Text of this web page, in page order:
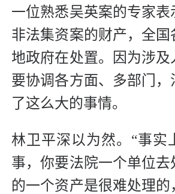
一位熟悉吴英案的专家表
非法集资案的财产，全国
地政府在处置。因为涉及
要协调各方面、多部门，
了这么大的事情。
林卫平深以为然。“事实
事，你要法院一个单位去
的一个资产是很难处理的